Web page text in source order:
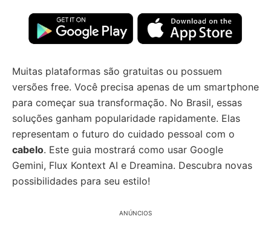
Muitas plataformas são gratuitas ou possuem
versões free. Você precisa apenas de um smartphone
para começar sua transformação. No Brasil, essas
soluções ganham popularidade rapidamente. Elas
representam o futuro do cuidado pessoal com o
cabelo. Este guia mostrará como usar Google
Gemini, Flux Kontext AI e Dreamina. Descubra novas
possibilidades para seu estilo!
ANÚNCIOS